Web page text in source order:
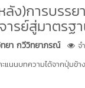
ง)การบรรย
รย์สู่มาตรฐ
ยา กวีวิทยาภรณ์
จ
แนนบทความได้จากปุ่มข้า